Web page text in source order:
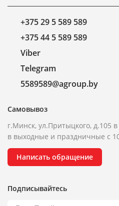
+375 29 5 589 589
+375 44 5 589 589
Viber
Telegram
5589589@agroup.by
Самовывоз
г.Минск, ул.Притыцкого, д.105
в выходные и праздничные с
Написать обращение
Подписывайтесь